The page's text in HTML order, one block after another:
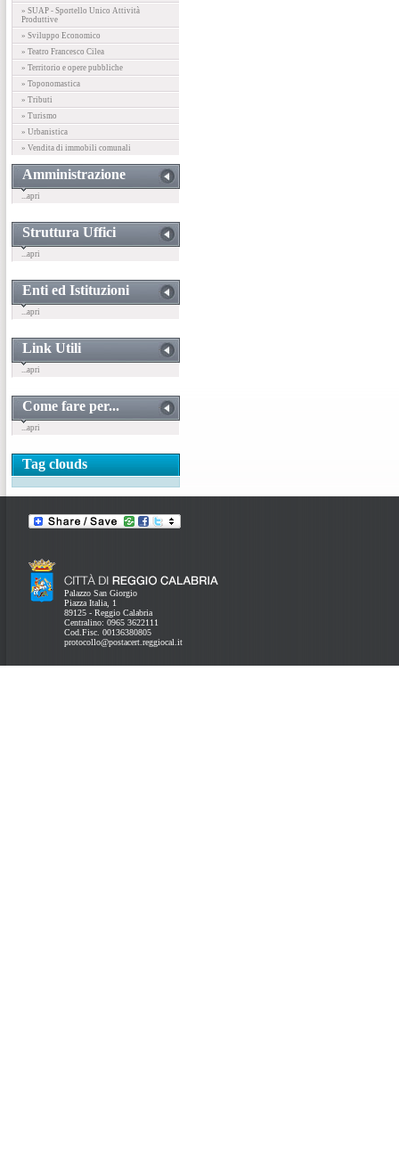
» SUAP - Sportello Unico Attività
Produttive
» Sviluppo Economico
» Teatro Francesco Cilea
» Territorio e opere pubbliche
» Toponomastica
» Tributi
» Turismo
» Urbanistica
» Vendita di immobili comunali
Amministrazione
...apri
Struttura Uffici
...apri
Enti ed Istituzioni
...apri
Link Utili
...apri
Come fare per...
...apri
Tag clouds
Palazzo San Giorgio
Piazza Italia, 1
89125 - Reggio Calabria
Centralino: 0965 3622111
Cod.Fisc. 00136380805
protocollo@postacert.reggiocal.it